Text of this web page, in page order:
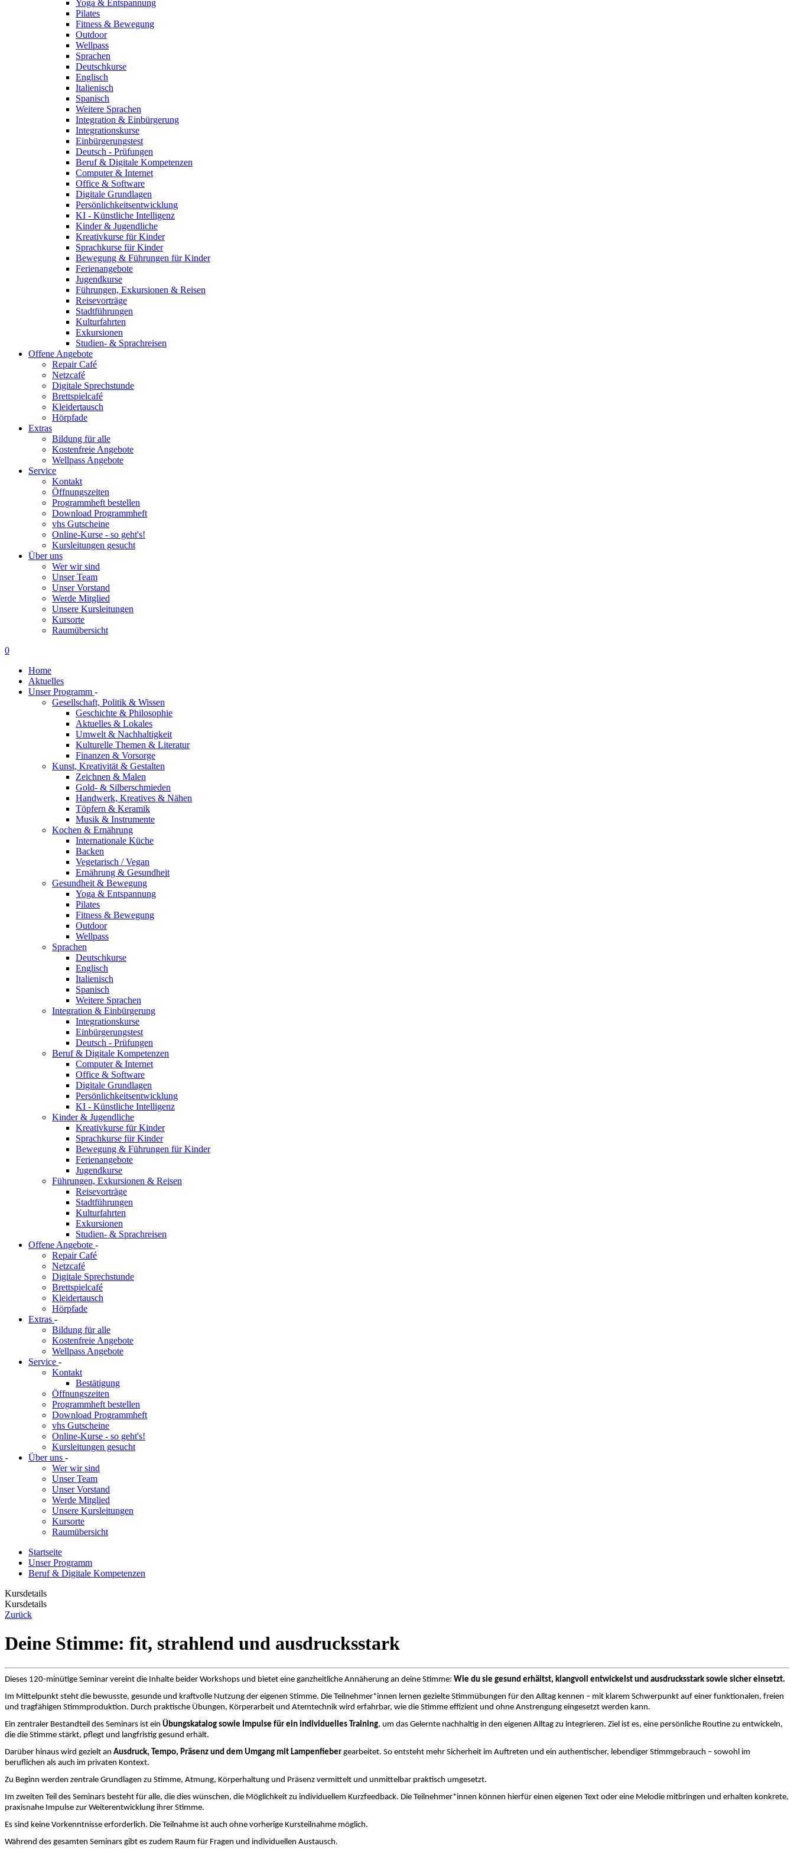
Yoga & Entspannung
Pilates
Fitness & Bewegung
Outdoor
Wellpass
Sprachen
Deutschkurse
Englisch
Italienisch
Spanisch
Weitere Sprachen
Integration & Einbürgerung
Integrationskurse
Einbürgerungstest
Deutsch - Prüfungen
Beruf & Digitale Kompetenzen
Computer & Internet
Office & Software
Digitale Grundlagen
Persönlichkeitsentwicklung
KI - Künstliche Intelligenz
Kinder & Jugendliche
Kreativkurse für Kinder
Sprachkurse für Kinder
Bewegung & Führungen für Kinder
Ferienangebote
Jugendkurse
Führungen, Exkursionen & Reisen
Reisevorträge
Stadtführungen
Kulturfahrten
Exkursionen
Studien- & Sprachreisen
Offene Angebote
Repair Café
Netzcafé
Digitale Sprechstunde
Brettspielcafé
Kleidertausch
Hörpfade
Extras
Bildung für alle
Kostenfreie Angebote
Wellpass Angebote
Service
Kontakt
Öffnungszeiten
Programmheft bestellen
Download Programmheft
vhs Gutscheine
Online-Kurse - so geht's!
Kursleitungen gesucht
Über uns
Wer wir sind
Unser Team
Unser Vorstand
Werde Mitglied
Unsere Kursleitungen
Kursorte
Raumübersicht
0
Home
Aktuelles
Unser Programm -
Gesellschaft, Politik & Wissen
Geschichte & Philosophie
Aktuelles & Lokales
Umwelt & Nachhaltigkeit
Kulturelle Themen & Literatur
Finanzen & Vorsorge
Kunst, Kreativität & Gestalten
Zeichnen & Malen
Gold- & Silberschmieden
Handwerk, Kreatives & Nähen
Töpfern & Keramik
Musik & Instrumente
Kochen & Ernährung
Internationale Küche
Backen
Vegetarisch / Vegan
Ernährung & Gesundheit
Gesundheit & Bewegung
Yoga & Entspannung
Pilates
Fitness & Bewegung
Outdoor
Wellpass
Sprachen
Deutschkurse
Englisch
Italienisch
Spanisch
Weitere Sprachen
Integration & Einbürgerung
Integrationskurse
Einbürgerungstest
Deutsch - Prüfungen
Beruf & Digitale Kompetenzen
Computer & Internet
Office & Software
Digitale Grundlagen
Persönlichkeitsentwicklung
KI - Künstliche Intelligenz
Kinder & Jugendliche
Kreativkurse für Kinder
Sprachkurse für Kinder
Bewegung & Führungen für Kinder
Ferienangebote
Jugendkurse
Führungen, Exkursionen & Reisen
Reisevorträge
Stadtführungen
Kulturfahrten
Exkursionen
Studien- & Sprachreisen
Offene Angebote -
Repair Café
Netzcafé
Digitale Sprechstunde
Brettspielcafé
Kleidertausch
Hörpfade
Extras -
Bildung für alle
Kostenfreie Angebote
Wellpass Angebote
Service -
Kontakt
Bestätigung
Öffnungszeiten
Programmheft bestellen
Download Programmheft
vhs Gutscheine
Online-Kurse - so geht's!
Kursleitungen gesucht
Über uns -
Wer wir sind
Unser Team
Unser Vorstand
Werde Mitglied
Unsere Kursleitungen
Kursorte
Raumübersicht
Startseite
Unser Programm
Beruf & Digitale Kompetenzen
Kursdetails
Kursdetails
Zurück
Deine Stimme: fit, strahlend und ausdrucksstark
Dieses 120-minütige Seminar vereint die Inhalte beider Workshops und bietet eine ganzheitliche Annäherung an deine Stimme: Wie du sie gesund erhältst, klangvoll entwickelst und ausdrucksstark sowie sicher einsetzt.
Im Mittelpunkt steht die bewusste, gesunde und kraftvolle Nutzung der eigenen Stimme. Die Teilnehmer*innen lernen gezielte Stimmübungen für den Alltag kennen – mit klarem Schwerpunkt auf einer funktionalen, freien
und tragfähigen Stimmproduktion. Durch praktische Übungen, Körperarbeit und Atemtechnik wird erfahrbar, wie die Stimme effizient und ohne Anstrengung eingesetzt werden kann.
Ein zentraler Bestandteil des Seminars ist ein Übungskatalog sowie Impulse für ein individuelles Training, um das Gelernte nachhaltig in den eigenen Alltag zu integrieren. Ziel ist es, eine persönliche Routine zu entwickeln,
die die Stimme stärkt, pflegt und langfristig gesund erhält.
Darüber hinaus wird gezielt an Ausdruck, Tempo, Präsenz und dem Umgang mit Lampenfieber gearbeitet. So entsteht mehr Sicherheit im Auftreten und ein authentischer, lebendiger Stimmgebrauch – sowohl im
beruflichen als auch im privaten Kontext.
Zu Beginn werden zentrale Grundlagen zu Stimme, Atmung, Körperhaltung und Präsenz vermittelt und unmittelbar praktisch umgesetzt.
Im zweiten Teil des Seminars besteht für alle, die dies wünschen, die Möglichkeit zu individuellem Kurzfeedback. Die Teilnehmer*innen können hierfür einen eigenen Text oder eine Melodie mitbringen und erhalten konkrete,
praxisnahe Impulse zur Weiterentwicklung ihrer Stimme.
Es sind keine Vorkenntnisse erforderlich. Die Teilnahme ist auch ohne vorherige Kursteilnahme möglich.
Während des gesamten Seminars gibt es zudem Raum für Fragen und individuellen Austausch.